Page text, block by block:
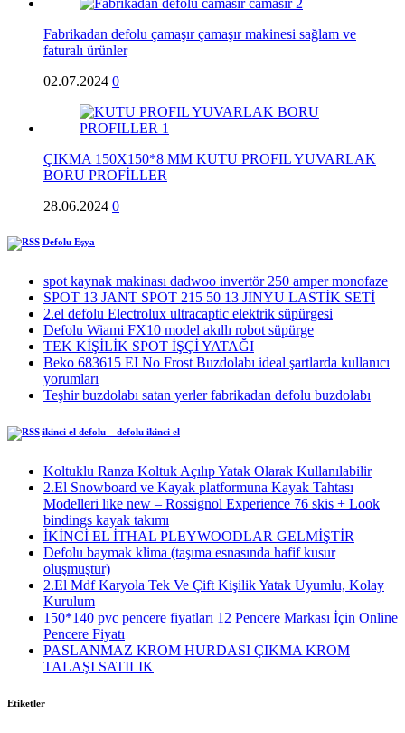
Fabrikadan defolu çamaşır çamaşır makinesi sağlam ve
faturalı ürünler
02.07.2024 0
ÇIKMA 150X150*8 MM KUTU PROFIL YUVARLAK
BORU PROFİLLER
28.06.2024 0
Defolu Eşya
spot kaynak makinası dadwoo invertör 250 amper monofaze
SPOT 13 JANT SPOT 215 50 13 JINYU LASTİK SETİ
2.el defolu Electrolux ultracaptic elektrik süpürgesi
Defolu Wiami FX10 model akıllı robot süpürge
TEK KİŞİLİK SPOT İŞÇİ YATAĞI
Beko 683615 EI No Frost Buzdolabı ideal şartlarda kullanıcı
yorumları
Teşhir buzdolabı satan yerler fabrikadan defolu buzdolabı
ikinci el defolu – defolu ikinci el
Koltuklu Ranza Koltuk Açılıp Yatak Olarak Kullanılabilir
2.El Snowboard ve Kayak platformuna Kayak Tahtası
Modelleri like new – Rossignol Experience 76 skis + Look
bindings kayak takımı
İKİNCİ EL İTHAL PLEYWOODLAR GELMİŞTİR
Defolu baymak klima (taşıma esnasında hafif kusur
oluşmuştur)
2.El Mdf Karyola Tek Ve Çift Kişilik Yatak Uyumlu, Kolay
Kurulum
150*140 pvc pencere fiyatları 12 Pencere Markası İçin Online
Pencere Fiyatı
PASLANMAZ KROM HURDASI ÇIKMA KROM
TALAŞI SATILIK
Etiketler